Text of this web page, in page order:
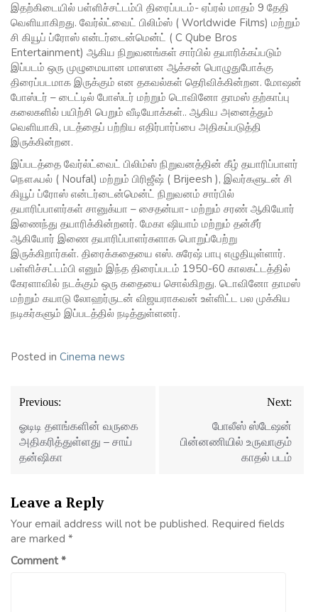
இதற்கிடையில் பள்ளிச்சட்டம்பி திரைப்படம்- ஏப்ரல் மாதம் 9 தேதி
வெளியாகிறது. வேர்ல்ட்வைட் பிலிம்ஸ் ( Worldwide Films) மற்றும்
சி கியூப் ப்ரோஸ் என்டர்டைன்மென்ட் ( C Qube Bros
Entertainment) ஆகிய நிறுவனங்கள் சார்பில் தயாரிக்கப்படும்
இப்படம் ஒரு முழுமையான மாஸான ஆக்சன் பொழுதுபோக்கு
திரைப்படமாக இருக்கும் என தகவல்கள் தெரிவிக்கின்றன. மோஷன்
போஸ்டர் – டைட்டில் போஸ்டர் மற்றும் டொவினோ தாமஸ் தற்காப்பு
கலைகளில் பயிற்சி பெறும் வீடியோக்கள்.. ஆகிய அனைத்தும்
வெளியாகி, படத்தைப் பற்றிய எதிர்பார்ப்பை அதிகப்படுத்தி
இருக்கின்றன.
இப்படத்தை வேர்ல்ட்வைட் பிலிம்ஸ் நிறுவனத்தின் கீழ் தயாரிப்பாளர்
நௌஃபல் ( Noufal) மற்றும் பிரிஜீஷ் ( Brijeesh ), இவர்களுடன் சி
கியூப் ப்ரோஸ் என்டர்டைன்மென்ட் நிறுவனம் சார்பில்
தயாரிப்பாளர்கள் சானுக்யா – சைதன்யா- மற்றும் சரண் ஆகியோர்
இணைந்து தயாரிக்கின்றனர். மேகா ஷியாம் மற்றும் தன்சீர்
ஆகியோர் இணை தயாரிப்பாளர்களாக பொறுப்பேற்று
இருக்கிறார்கள். திரைக்கதையை எஸ். சுரேஷ் பாபு எழுதியுள்ளார்.
பள்ளிச்சட்டம்பி எனும் இந்த திரைப்படம் 1950-60 காலகட்டத்தில்
கேரளாவில் நடக்கும் ஒரு கதையை சொல்கிறது. டொவினோ தாமஸ்
மற்றும் கயாடு லோஹர்ருடன் விஜயராகவன் உள்ளிட்ட பல முக்கிய
நடிகர்களும் இப்படத்தில் நடித்துள்ளனர்.
Posted in Cinema news
Post
navigation
Previous:
ஓடிடி தளங்களின் வருகை
அதிகரித்துள்ளது – சாய்
தன்ஷிகா
Next:
போலீஸ் ஸ்டேஷன்
பின்னணியில் உருவாகும்
காதல் படம்
Leave a Reply
Your email address will not be published. Required fields
are marked *
Comment*